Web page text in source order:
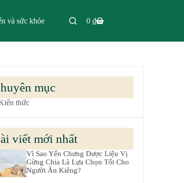
và sức khỏe 0 ₫
mục
thức
viết mới nhất
Vì Sao Yến Chưng Dược Liệu Vị
Gừng Chia Là Lựa Chọn Tốt Cho
Người Ăn Kiêng?